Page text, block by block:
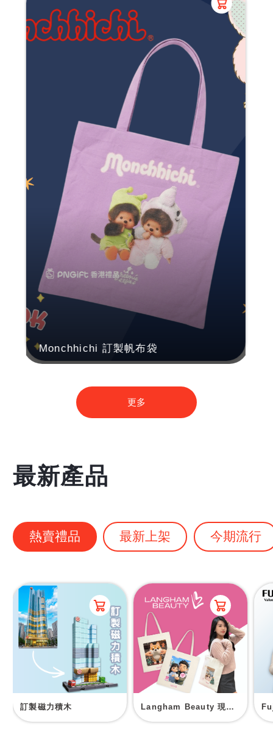
Monchhichi 訂製帆布袋
更多
最新產品
熱賣禮品 最新上架 今期流行
訂製磁力積木 Langham Beauty 現場印刷帆布袋